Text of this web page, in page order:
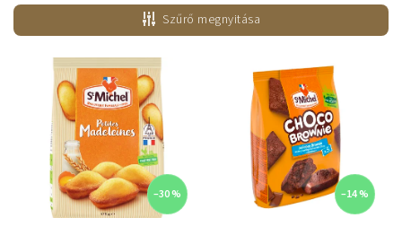
Legolcsóbb elöl
Legdrágább
ABC szerint
Szűrő megnyitása
–30 % –14 %